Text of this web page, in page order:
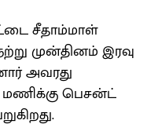
சீதாம்மாள்
முன்தினம் இரவு
அவரது
மணிக்கு பெசன்ட்